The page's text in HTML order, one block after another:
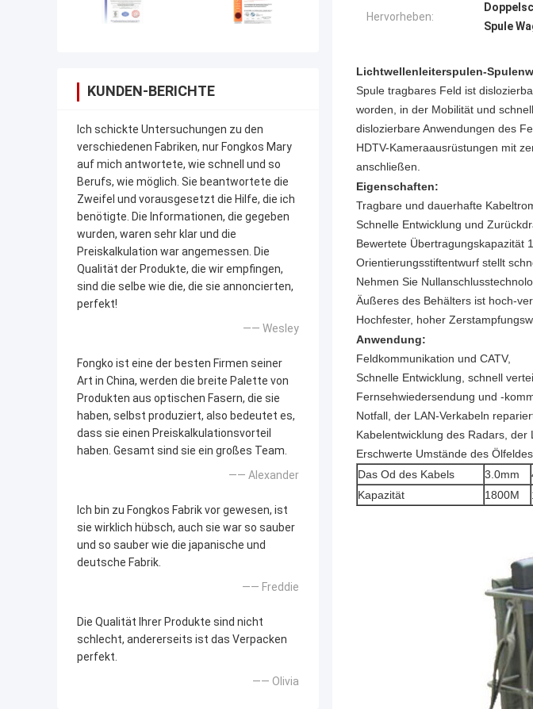
KUNDEN-BERICHTE
Ich schickte Untersuchungen zu den
verschiedenen Fabriken, nur Fongkos Mary
auf mich antwortete, wie schnell und so
Berufs, wie möglich. Sie beantwortete die
Zweifel und vorausgesetzt die Hilfe, die ich
benötigte. Die Informationen, die gegeben
wurden, waren sehr klar und die
Preiskalkulation war angemessen. Die
Qualität der Produkte, die wir empfingen,
sind die selbe wie die, die sie annoncierten,
perfekt!
—— Wesley
Fongko ist eine der besten Firmen seiner
Art in China, werden die breite Palette von
Produkten aus optischen Fasern, die sie
haben, selbst produziert, also bedeutet es,
dass sie einen Preiskalkulationsvorteil
haben. Gesamt sind sie ein großes Team.
—— Alexander
Ich bin zu Fongkos Fabrik vor gewesen, ist
sie wirklich hübsch, auch sie war so sauber
und so sauber wie die japanische und
deutsche Fabrik.
—— Freddie
Die Qualität Ihrer Produkte sind nicht
schlecht, andererseits ist das Verpacken
perfekt.
—— Olivia
Hervorheben:
Spule
Lichtwellenleiterspulen-
Spule tragbares Feld ist
worden, in der Mobilität und
dislozierbare Anwendungen des
HDTV-Kameraausrüstungen mit
anschließen.
Eigenschaften:
Tragbare und dauerhafte
Schnelle Entwicklung und
Bewertete Übertragungskapazität
Orientierungsstiftentwurf stellt
Nehmen Sie
Äußeres des Behälters ist hoch-
Hochfester, hoher
Anwendung:
Feldkommunikation und CATV,
Schnelle Entwicklung, schnell
Fernsehwiedersendung und -
Notfall, der LAN-Verkabeln
Kabelentwicklung des Radars,
Erschwerte Umstände des
Das Od des Kabels
3.0mm
Kapazität
1800M